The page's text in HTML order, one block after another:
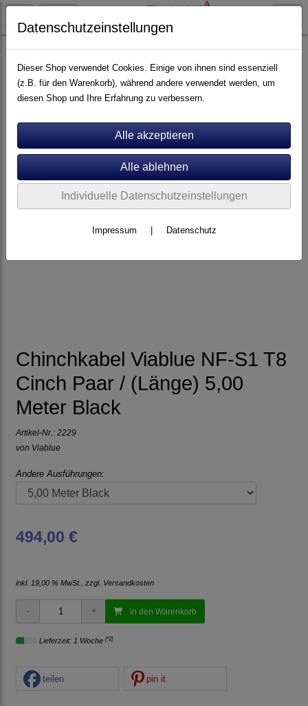
Artikel nach Marken P - Z Viablue
Chinchkabel Viablue NF-S1 T8
Cinch Paar / (Länge) 5,00
Meter Black
Artikel-Nr.: 2229
von Viablue
Andere Ausführungen:
494,00 €
inkl. 19,00 % MwSt., zzgl. Versandkosten
in den Warenkorb
Lieferzeit: 1 Woche [*2]
teilen pin it
Datenschutzeinstellungen
Dieser Shop verwendet Cookies. Einige von ihnen sind essenziell
(z.B. für den Warenkorb), während andere verwendet werden, um
diesen Shop und Ihre Erfahrung zu verbessern.
Individuelle Datenschutzeinstellungen
Impressum Datenschutz